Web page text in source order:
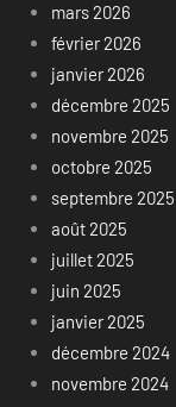
mars 2026
février 2026
janvier 2026
décembre 2025
novembre 2025
octobre 2025
septembre 2025
août 2025
juillet 2025
juin 2025
janvier 2025
décembre 2024
novembre 2024